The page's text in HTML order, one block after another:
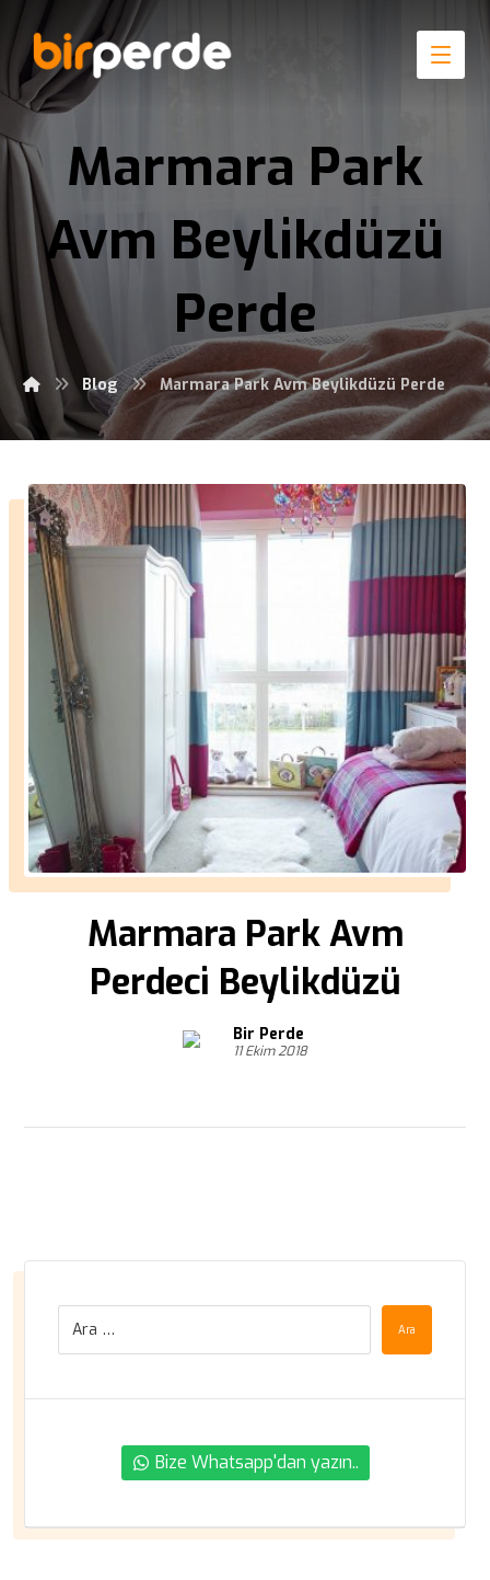
Marmara Park
Avm Beylikdüzü
Perde
Blog Marmara Park Avm Beylikdüzü Perde
Marmara Park Avm
Perdeci Beylikdüzü
Bir Perde
11 Ekim 2018
Ara
Bize Whatsapp'dan yazın..